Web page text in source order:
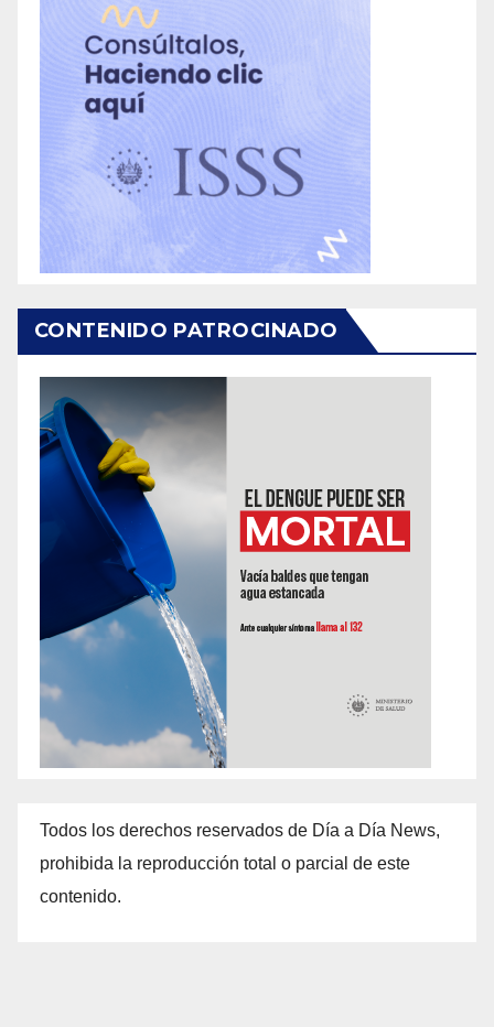
CONTENIDO PATROCINADO
Todos los derechos reservados de Día a Día News,
prohibida la reproducción total o parcial de este
contenido.